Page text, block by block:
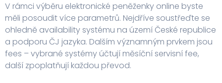
V rámci výběru elektronické peněženky online byste
měli posoudit více parametrů. Nejdříve soustřeďte se
ohledně availability systému na území České republice
a podporu ČJ jazyka. Dalším významným prvkem jsou
fees – vybrané systémy účtují měsíční servisní fee,
další zpoplatňují každou převod.